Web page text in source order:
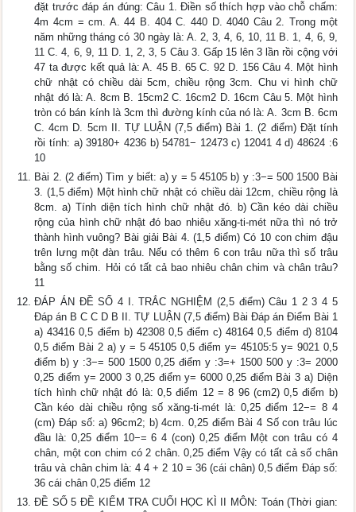
đặt trước đáp án đúng: Câu 1. Điền số thích hợp vào chỗ chấm:
4m 4cm = cm. A. 44 B. 404 C. 440 D. 4040 Câu 2. Trong một
năm những tháng có 30 ngày là: A. 2, 3, 4, 6, 10, 11 B. 1, 4, 6, 9,
11 C. 4, 6, 9, 11 D. 1, 2, 3, 5 Câu 3. Gấp 15 lên 3 lần rồi cộng với
47 ta được kết quả là: A. 45 B. 65 C. 92 D. 156 Câu 4. Một hình
chữ nhật có chiều dài 5cm, chiều rộng 3cm. Chu vi hình chữ
nhật đó là: A. 8cm B. 15cm2 C. 16cm2 D. 16cm Câu 5. Một hình
tròn có bán kính là 3cm thì đường kính của nó là: A. 3cm B. 6cm
C. 4cm D. 5cm II. TỰ LUẬN (7,5 điểm) Bài 1. (2 điểm) Đặt tính
rồi tính: a) 39180+ 4236 b) 54781− 12473 c) 12041 4 d) 48624 :6
10
Bài 2. (2 điểm) Tìm y biết: a) y = 5 45105 b) y :3−= 500 1500 Bài
3. (1,5 điểm) Một hình chữ nhật có chiều dài 12cm, chiều rộng là
8cm. a) Tính diện tích hình chữ nhật đó. b) Cần kéo dài chiều
rộng của hình chữ nhật đó bao nhiêu xăng-ti-mét nữa thì nó trở
thành hình vuông? Bài giải Bài 4. (1,5 điểm) Có 10 con chim đậu
trên lưng một đàn trâu. Nếu có thêm 6 con trâu nữa thì số trâu
bằng số chim. Hỏi có tất cả bao nhiêu chân chim và chân trâu?
11
ĐÁP ÁN ĐỀ SỐ 4 I. TRẮC NGHIỆM (2,5 điểm) Câu 1 2 3 4 5
Đáp án B C C D B II. TỰ LUẬN (7,5 điểm) Bài Đáp án Điểm Bài 1
a) 43416 0,5 điểm b) 42308 0,5 điểm c) 48164 0,5 điểm d) 8104
0,5 điểm Bài 2 a) y = 5 45105 0,5 điểm y= 45105:5 y= 9021 0,5
điểm b) y :3−= 500 1500 0,25 điểm y :3=+ 1500 500 y :3= 2000
0,25 điểm y= 2000 3 0,25 điểm y= 6000 0,25 điểm Bài 3 a) Diện
tích hình chữ nhật đó là: 0,5 điểm 12 = 8 96 (cm2) 0,5 điểm b)
Cần kéo dài chiều rộng số xăng-ti-mét là: 0,25 điểm 12−= 8 4
(cm) Đáp số: a) 96cm2; b) 4cm. 0,25 điểm Bài 4 Số con trâu lúc
đầu là: 0,25 điểm 10−= 6 4 (con) 0,25 điểm Một con trâu có 4
chân, một con chim có 2 chân. 0,25 điểm Vậy có tất cả số chân
trâu và chân chim là: 4 4 + 2 10 = 36 (cái chân) 0,5 điểm Đáp số:
36 cái chân 0,25 điểm 12
ĐỀ SỐ 5 ĐỀ KIỂM TRA CUỐI HỌC KÌ II MÔN: Toán (Thời gian: